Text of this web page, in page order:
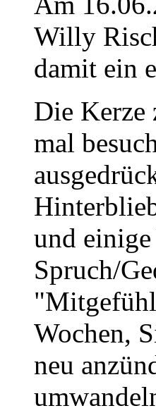
Willy
damit ein
Die Kerze
mal
und
Spruch/
"Mitgefühl
Wochen,
neu